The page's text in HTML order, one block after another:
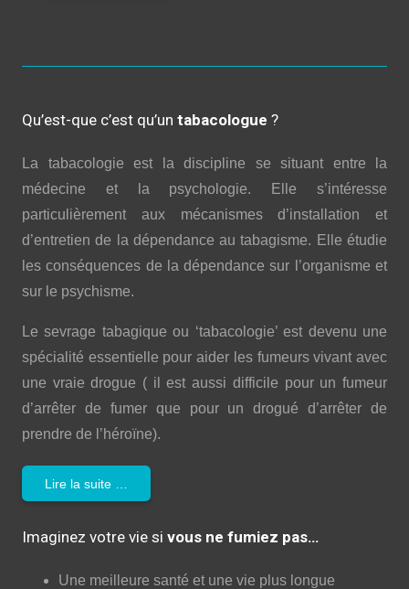
Qu’est-que c’est qu’un tabacologue ?
La tabacologie est la discipline se situant entre la
médecine et la psychologie. Elle s’intéresse
particulièrement aux mécanismes d’installation et
d’entretien de la dépendance au tabagisme. Elle étudie
les conséquences de la dépendance sur l’organisme et
sur le psychisme.
Le sevrage tabagique ou ‘tabacologie’ est devenu une
spécialité essentielle pour aider les fumeurs vivant avec
une vraie drogue ( il est aussi difficile pour un fumeur
d’arrêter de fumer que pour un drogué d’arrêter de
prendre de l’héroïne).
Lire la suite …
Imaginez votre vie si vous ne fumiez pas…
Une meilleure santé et une vie plus longue